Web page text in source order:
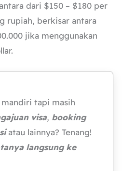
dari $150 – $180 per
rupiah, berkisar antara
jika menggunakan
tapi masih
visa, booking
atau lainnya? Tenang!
langsung ke